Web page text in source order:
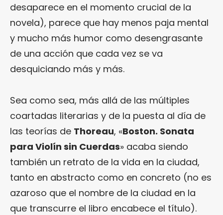
desaparece en el momento crucial de la
novela), parece que hay menos paja mental
y mucho más humor como desengrasante
de una acción que cada vez se va
desquiciando más y más.
Sea como sea, más allá de las múltiples
coartadas literarias y de la puesta al día de
las teorías de Thoreau, «Boston. Sonata
para Violín sin Cuerdas» acaba siendo
también un retrato de la vida en la ciudad,
tanto en abstracto como en concreto (no es
azaroso que el nombre de la ciudad en la
que transcurre el libro encabece el título).